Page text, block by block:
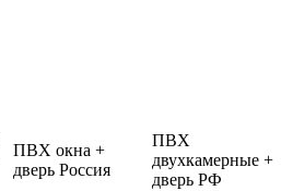
ПВХ окна +
дверь Россия
ПВХ
двухкамерные +
дверь РФ